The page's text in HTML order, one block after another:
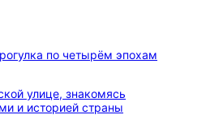
по четырём эпохам
улице, знакомясь
и историей страны